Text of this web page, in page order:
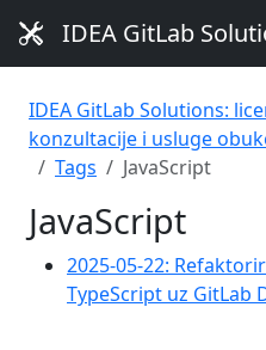
IDEA GitLab
IDEA GitLab Solutions:
konzultacije i usluge
Tags
JavaScript
JavaScript
2025-05-22:
TypeScript uz GitLab